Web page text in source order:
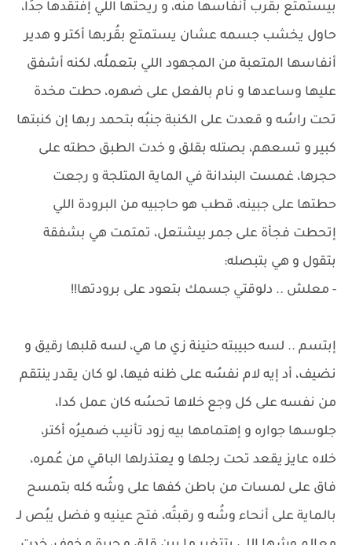
بيستمتع بقُرب أنفاسها منُه، و ريحتها اللي إفتقدها جدًا،
حاول يخشب جسمه عشان يستمتع بقُربها أكتر و هدير
أنفاسها المتعبة من المجهود اللي بتعملُه، لكنه أشفق
عليها وساعدها و نام بالفعل على ضهره، حطت مخدة
تحت راسُه و قعدت على الكنبة جنبُه بتحمد ربها إن كنبتها
كبير و تسعهم، بصتله بقلق و خدت الطبق حطته على
حجرها، غمست البندانة في الماية المتلجة و رجعت
حطتها على جبينه، قطب هو حاجبيه من البرودة اللي
إتحطت فجأة على جمر بيشتعل، تمتمت هي بشفقة
بتقول و هي بتبصله:
- معلش .. دلوقتي جسمك بتعود على برودتها!!
إبتسم .. لسه حبيبته حنينة زي ما هي، لسه قلبها رقيق و
نضيف، أد إيه لام نفسُه على ظنه فيها، لو كان يقدر ينتقم
من نفسه على كل وجع خلاها تحسُه كان عمل كدا،
جلوسها جواره و إهتمامها بيه زود تأنيب ضميرُه أكتر،
خلاه عايز يقعد تحت رجلها و يعتذرلها الباقي من عُمره،
فاق على لمسات من باطن كفها على وشُه كله بتمسح
بالماية على أنحاء وشُه و رقبتُه، فتح عينيه و فضل يبُص لـ